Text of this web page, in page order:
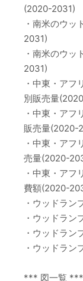
(2020-2031)
・南米のウ
2031)
・南米のウ
2031)
・中東・アフ
別販売量
・中東・アフ
販売量(2020-
・中東・アフ
売量(2020-
・中東・アフ
費額(2020-
・ウッドラン
・ウッドラン
・ウッドラン
・ウッドラン
*** 図一覧 ***